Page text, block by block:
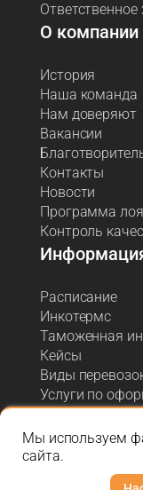
Ответственное
О компании
История
Наша команда
Нам доверяют
Вакансии
Контакты
Новости
Программа
Контроль
Расписание
Инкотермс
Таможенная
Кейсы
Виды
Услуги по
Акции и
Блог о
Мы используем
сайта.